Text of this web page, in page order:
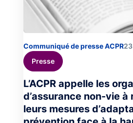
Communiqué de presse ACPR
Presse
L’ACPR appelle les
d’assurance non-vie à
leurs mesures